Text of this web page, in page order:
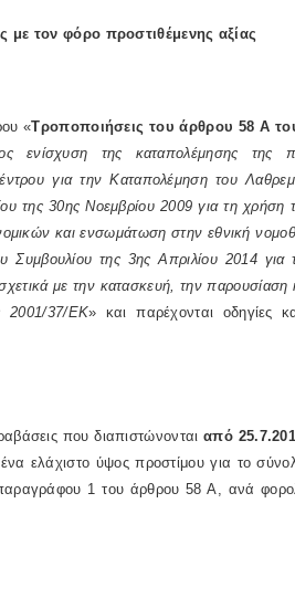
με τον φόρο προστιθέμενης αξίας
«Τροποποιήσεις του άρθρου 58 Α
ενίσχυση της καταπολέμησης της
για την Καταπολέμηση του
30ης Νοεμβρίου 2009 για τη χρήση
και ενσωμάτωση στην εθνική
της 3ης Απριλίου 2014 για
με την κατασκευή, την
2001/37/ΕΚ» και παρέχονται οδηγίες
που διαπιστώνονταιαπό
ελάχιστο ύψος προστίμου για το
1 του άρθρου 58 Α, ανά